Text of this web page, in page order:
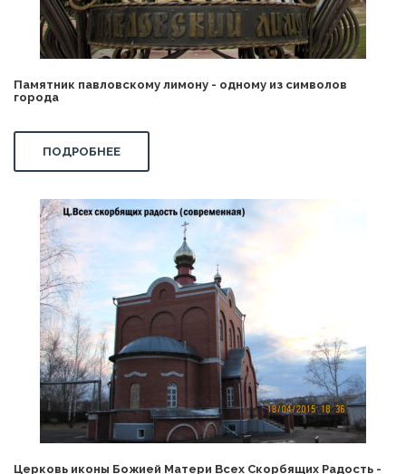
Памятник павловскому лимону - одному из символов
города
ПОДРОБНЕЕ
Церковь иконы Божией Матери Всех Скорбящих Радость -